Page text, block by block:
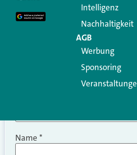
Kommentar
Name *
Intelligenz
Nachhaltigkeit
AGB
Werbung
Sponsoring